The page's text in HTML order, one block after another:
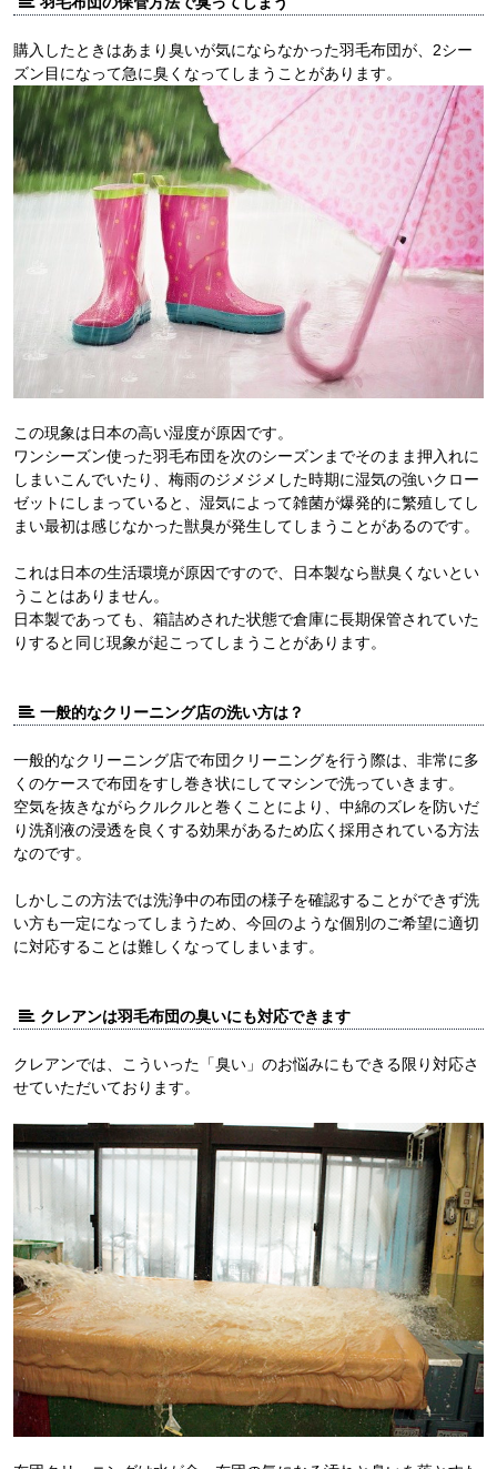
購入したときはあまり臭いが気にならなかった羽毛布団が、2シー
ズン目になって急に臭くなってしまうことがあります。
この現象は日本の高い湿度が原因です。
ワンシーズン使った羽毛布団を次のシーズンまでそのまま押入れに
しまいこんでいたり、梅雨のジメジメした時期に湿気の強いクロー
ゼットにしまっていると、湿気によって雑菌が爆発的に繁殖してし
まい最初は感じなかった獣臭が発生してしまうことがあるのです。
これは日本の生活環境が原因ですので、日本製なら獣臭くないとい
うことはありません。
日本製であっても、箱詰めされた状態で倉庫に長期保管されていた
りすると同じ現象が起こってしまうことがあります。
一般的なクリーニング店の洗い方は？
一般的なクリーニング店で布団クリーニングを行う際は、非常に多
くのケースで布団をすし巻き状にしてマシンで洗っていきます。
空気を抜きながらクルクルと巻くことにより、中綿のズレを防いだ
り洗剤液の浸透を良くする効果があるため広く採用されている方法
なのです。
しかしこの方法では洗浄中の布団の様子を確認することができず洗
い方も一定になってしまうため、今回のような個別のご希望に適切
に対応することは難しくなってしまいます。
クレアンは羽毛布団の臭いにも対応できます
クレアンでは、こういった「臭い」のお悩みにもできる限り対応さ
せていただいております。